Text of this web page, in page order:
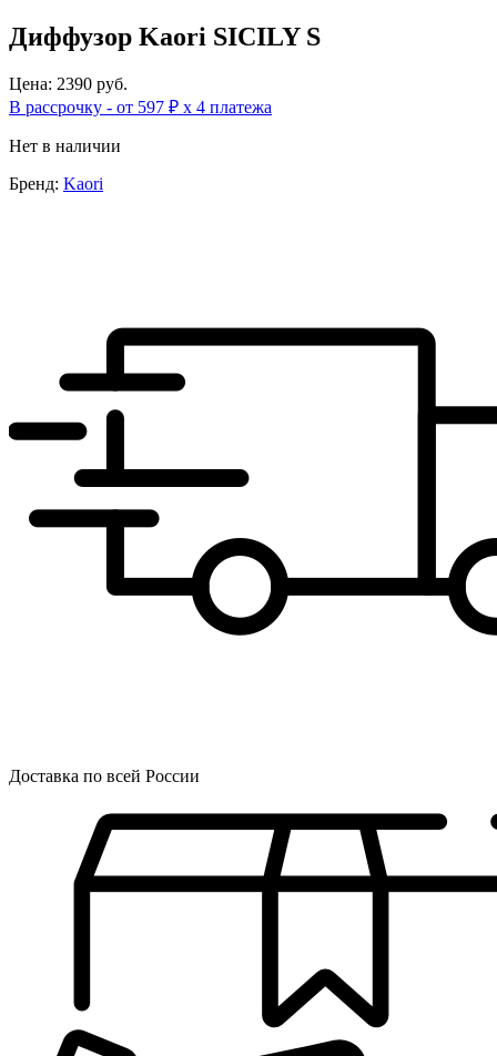
Диффузор Kaori SICILY S
Цена: 2390 руб.
В рассрочку - от 597 ₽ х 4 платежа
Нет в наличии
Бренд: Kaori
Доставка по всей России